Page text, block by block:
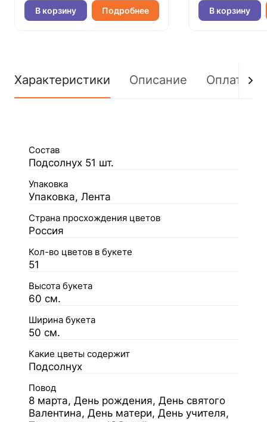
В корзину Подробнее В корзину
Характеристики Описание Оплата
Состав
Подсолнух 51 шт.
Упаковка
Упаковка, Лента
Страна просхождения цветов
Россия
Кол-во цветов в букете
51
Высота букета
60 см.
Ширина букета
50 см.
Какие цветы содержит
Подсолнух
Повод
8 марта, День рождения, День святого
Валентина, День матери, День учителя,